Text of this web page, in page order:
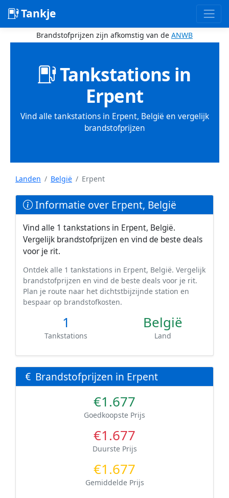
Tankje
Brandstofprijzen zijn afkomstig van de ANWB
Tankstations in
Erpent
Vind alle tankstations in Erpent, België en vergelijk
brandstofprijzen
Landen België Erpent
Informatie over Erpent, België
Vind alle 1 tankstations in Erpent, België.
Vergelijk brandstofprijzen en vind de beste deals
voor je rit.
Ontdek alle 1 tankstations in Erpent, België. Vergelijk
brandstofprijzen en vind de beste deals voor je rit.
Plan je route naar het dichtstbijzijnde station en
bespaar op brandstofkosten.
1
Tankstations
België
Land
Brandstofprijzen in Erpent
€1.677
Goedkoopste Prijs
€1.677
Duurste Prijs
€1.677
Gemiddelde Prijs